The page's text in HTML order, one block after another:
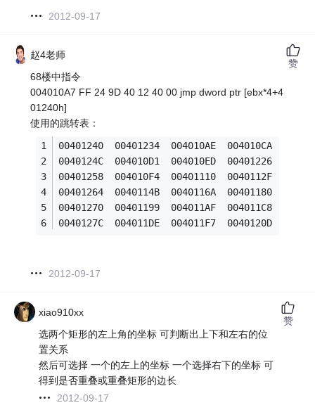
2012-09-17
赵4老师
68楼中指令
004010A7 FF 24 9D 40 12 40 00 jmp dword ptr [ebx*4+4
01240h]
使用的跳转表：
00401240  00401234  004010AE  004010CA
0040124C  004010D1  004010ED  00401226
00401258  004010F4  00401110  0040112F
00401264  0040114B  0040116A  00401180
00401270  00401199  004011AF  004011C8
0040127C  004011DE  004011F7  0040120D
2012-09-17
赞
xiao910xx
选两个矩形的左上角的坐标 可判断出上下和左右的位
置关系
然后可选择 一个的左上的坐标 一个选择右下的坐标 可
得到是否重叠或重叠矩形的边长
2012-09-17
赞